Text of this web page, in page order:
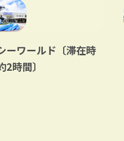
ーワールド〔滞在時
2時間〕